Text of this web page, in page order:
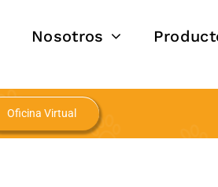
Nosotros
Oficina Virtual